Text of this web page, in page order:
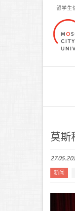
留学生
莫斯
新闻